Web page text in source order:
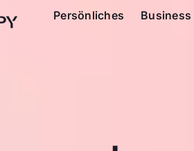
Persönliches Business